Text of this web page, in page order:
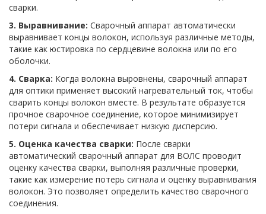
сварки.
3. Выравнивание: Сварочный аппарат автоматически
выравнивает концы волокон, используя различные методы,
такие как юстировка по сердцевине волокна или по его
оболочки.
4. Сварка: Когда волокна выровнены, сварочный аппарат
для оптики применяет высокий нагревательный ток, чтобы
сварить концы волокон вместе. В результате образуется
прочное сварочное соединение, которое минимизирует
потери сигнала и обеспечивает низкую дисперсию.
5. Оценка качества сварки: После сварки
автоматический сварочный аппарат для ВОЛС проводит
оценку качества сварки, выполняя различные проверки,
такие как измерение потерь сигнала и оценку выравнивания
волокон. Это позволяет определить качество сварочного
соединения.